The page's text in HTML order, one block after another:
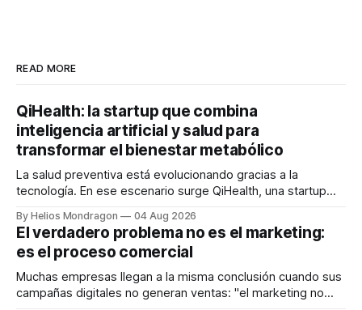
READ MORE
QiHealth: la startup que combina
inteligencia artificial y salud para
transformar el bienestar metabólico
La salud preventiva está evolucionando gracias a la
tecnología. En ese escenario surge QiHealth, una startup
dispositivos inteligentes, inteligencia artificial y monitoreo
en tiempo real para ayudar a las personas a tomar mejores
decisiones sobre su salud metabólica. Su propuesta busca
responder
By Helios Mondragon 04 Aug 2026
El verdadero problema no es el marketing:
es el proceso comercial
Muchas empresas llegan a la misma conclusión cuando sus
campañas digitales no generan ventas: "el marketing no